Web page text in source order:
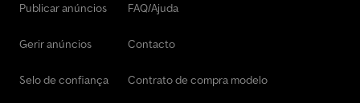
Publicar anúncios
Gerir anúncios
Selo de confiança
FAQ/Ajuda
Contacto
Contrato de compra modelo